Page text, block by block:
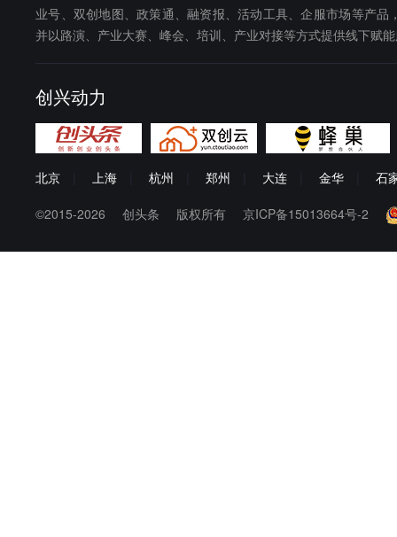
业号、双创地图、政策通、融资报、活动工具、企服市场等产
并以路演、产业大赛、峰会、培训、产业对接等方式提供线下赋
创兴动力
北京 上海 杭州 郑州 大连 金华 石
©2015-2026 创头条 版权所有 京ICP备15013664号-2